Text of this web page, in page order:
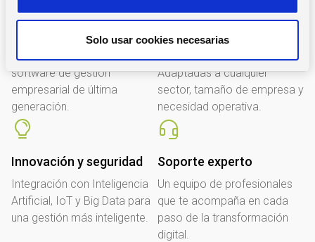
n
m
e
n
t
Solo usar cookies necesarias
Liderazgo tecnológico
Más de X años ofreciendo
software de gestión
empresarial de última
generación.
Soluciones
Adaptadas a cualquier
sector, tamaño de empresa y
necesidad operativa.
Innovación y seguridad
Integración con Inteligencia
Artificial, IoT y Big Data para
una gestión más inteligente.
Soporte experto
Un equipo de profesionales
que te acompaña en cada
paso de la transformación
digital.